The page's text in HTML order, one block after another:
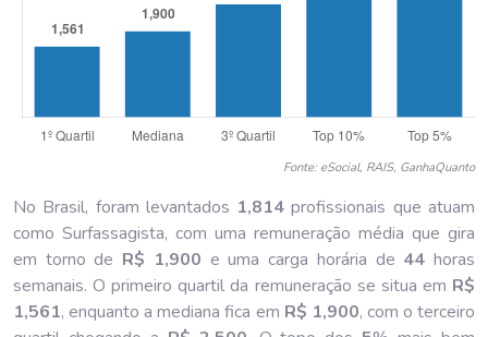
Fonte: eSocial, RAIS, GanhaQuanto
No Brasil, foram levantados 1,814 profissionais que atuam
como Surfassagista, com uma remuneração média que gira
em torno de R$ 1,900 e uma carga horária de 44 horas
semanais. O primeiro quartil da remuneração se situa em R$
1,561, enquanto a mediana fica em R$ 1,900, com o terceiro